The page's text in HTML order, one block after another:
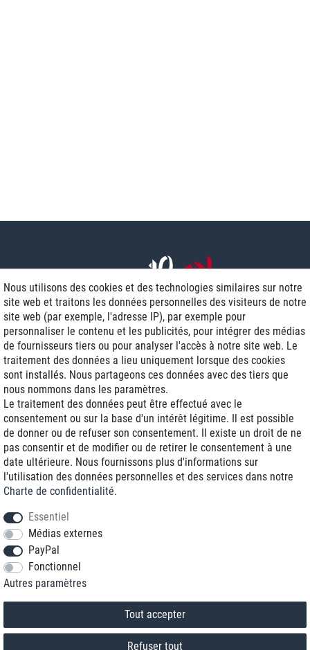
Livraison J+1
Frais d'expédition réduits
Reconditionnée avec garantie
+33 1 70 99 07 94 *
* Vous pouvez nous joindre aux tarifs locaux du lundi au vendredi de 9h à 18h.
Nous utilisons des cookies et des technologies similaires sur notre
site web et traitons les données personnelles des visiteurs de notre
site web (par exemple, l'adresse IP), par exemple pour
personnaliser le contenu et les publicités, pour intégrer des médias
de fournisseurs tiers ou pour analyser l'accès à notre site web. Le
traitement des données a lieu uniquement lorsque des cookies
sont installés. Nous partageons ces données avec des tiers que
nous nommons dans les paramètres.
Le traitement des données peut être effectué avec le
consentement ou sur la base d'un intérêt légitime. Il est possible
de donner ou de refuser son consentement. Il existe un droit de ne
pas consentir et de modifier ou de retirer le consentement à une
date ultérieure. Nous fournissons plus d'informations sur
l'utilisation des données personnelles et des services dans notre
Charte de confidentialité.
Essentiel
Médias externes
PayPal
Fonctionnel
Autres paramètres
Tout accepter
Refuser tout